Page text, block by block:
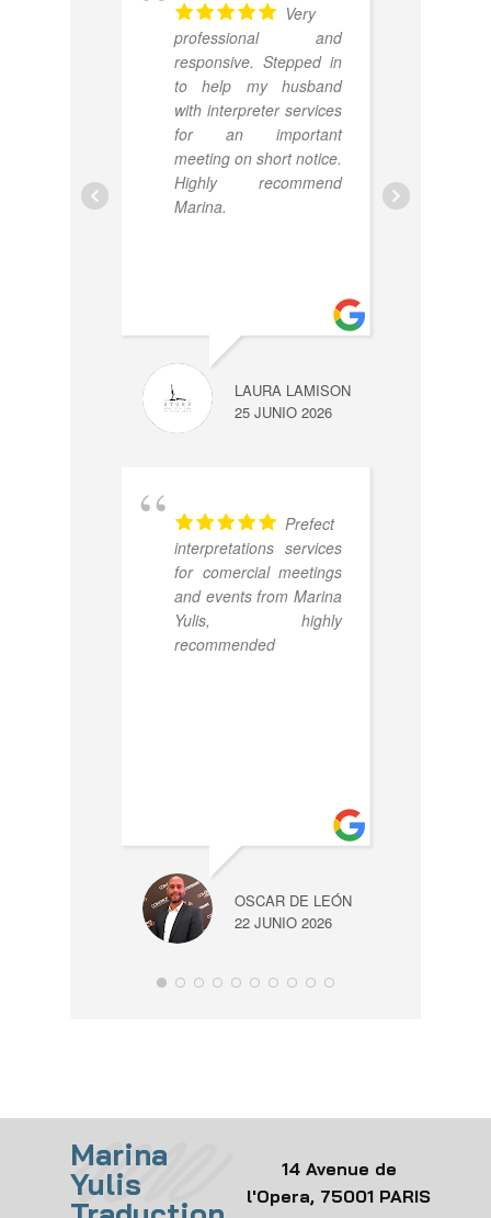
Very
professional and
responsive. Stepped in
to help my husband
with interpreter services
for an important
meeting on short notice.
Highly recommend
Marina.
LAURA LAMISON
25 JUNIO 2026
Prefect
interpretations services
for comercial meetings
and events from Marina
Yulis, highly
recommended
OSCAR DE LEÓN
22 JUNIO 2026
Marina
Yulis
14 Avenue de
l'Opera, 75001 PARIS